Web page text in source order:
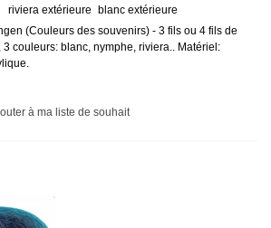
riviera extérieure blanc extérieure
(Couleurs des souvenirs) - 3 fils ou 4 fils de
couleurs: blanc, nymphe, riviera.. Matériel:
à ma liste de souhait